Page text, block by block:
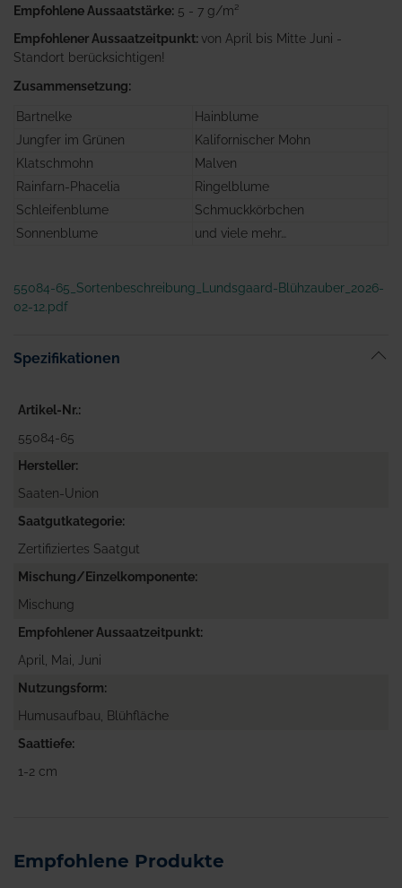
Empfohlene Aussaatstärke: 5 - 7 g/m²
Empfohlener Aussaatzeitpunkt:von April bis Mitte Juni -
Standort berücksichtigen!
Zusammensetzung:
Bartnelke
Hainblume
Jungfer im Grünen
Kalifornischer Mohn
Klatschmohn
Malven
Rainfarn-Phacelia
Ringelblume
Schleifenblume
Schmuckkörbchen
Sonnenblume
und viele mehr…
55084-65_Sortenbeschreibung_Lundsgaard-Blühzauber_2026-
02-12.pdf
Spezifikationen
Artikel-Nr.
55084-65
Hersteller
Saaten-Union
Saatgutkategorie
Zertifiziertes Saatgut
Mischung/Einzelkomponente
Mischung
Empfohlener Aussaatzeitpunkt
April, Mai, Juni
Nutzungsform
Humusaufbau, Blühfläche
Saattiefe
1-2 cm
Empfohlene Produkte